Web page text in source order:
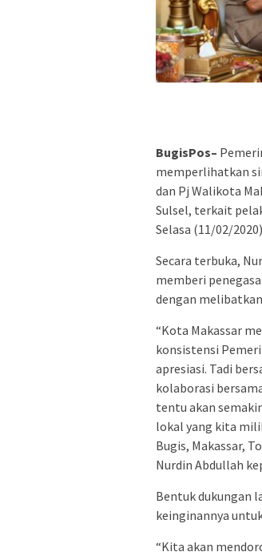
BugisPos–
memperlihatkan
dan Pj Walikota
Sulsel, terkait
Selasa (11/02/
Secara terbuka,
memberi
dengan
“Kota Makassar
konsistensi
apresiasi. Tadi
kolaborasi
tentu akan
lokal yang kita
Bugis, Makassar,
Nurdin Abdullah
Bentuk dukungan
keinginannya
“Kita akan